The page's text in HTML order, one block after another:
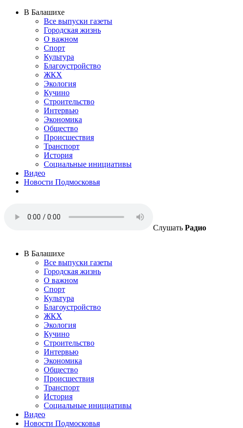
В Балашихе
Все выпуски газеты
Городская жизнь
О важном
Спорт
Культура
Благоустройство
ЖКХ
Экология
Кучино
Строительство
Интервью
Экономика
Общество
Происшествия
Транспорт
История
Социальные инициативы
Видео
Новости Подмосковья
Слушать Радио
В Балашихе
Все выпуски газеты
Городская жизнь
О важном
Спорт
Культура
Благоустройство
ЖКХ
Экология
Кучино
Строительство
Интервью
Экономика
Общество
Происшествия
Транспорт
История
Социальные инициативы
Видео
Новости Подмосковья